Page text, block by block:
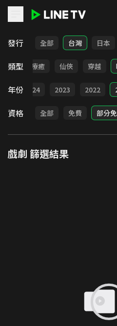
發行 全部 台灣 日本
類型
驚悚 療癒 仙俠 穿越
年份 2024 2023 2022
資格 全部 免費 部分
戲劇 篩選結果